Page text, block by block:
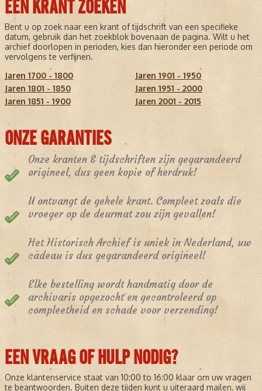
EEN KRANT ZOEKEN
Bent u op zoek naar een krant of tijdschrift van een specifieke
datum, gebruik dan het zoekblok bovenaan de pagina. Wilt u het
archief doorlopen in perioden, kies dan hieronder een periode om
vervolgens te verfijnen.
Jaren 1700 - 1800
Jaren 1801 - 1850
Jaren 1851 - 1900
Jaren 1901 - 1950
Jaren 1951 - 2000
Jaren 2001 - 2015
ONZE GARANTIES
Onze kranten & tijdschriften zijn gegarandeerd
origineel, dus geen kopie of herdruk!
U ontvangt de gehele krant. Compleet zoals die
vroeger op de deurmat zou zijn gevallen!
Het Historisch Archief is uniek in Nederland, uw
cadeau is dus gegarandeerd origineel!
Elke bestelling wordt handmatig door de
archivaris opgezocht en gecontroleerd op
compleetheid en schade voor verzending!
EEN VRAAG OF HULP NODIG?
Onze klantenservice staat van 10:00 to 16:00 klaar om uw vragen
te beantwoorden. Buiten deze tijden kunt u uiteraard mailen, wij